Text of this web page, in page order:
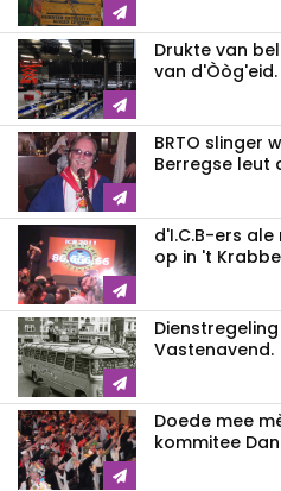
Drukte van
van d'Òòg'eid.
BRTO slinger
Berregse leut
d'I.C.B-ers
op in 't
Vastenavend.
Doede mee
kommitee